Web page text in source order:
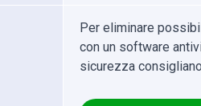
Per eliminare
con un software
sicurezza